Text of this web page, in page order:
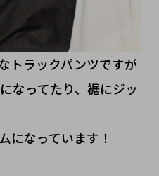
トラックパンツですが
なってたり、裾にジッ
になっています！